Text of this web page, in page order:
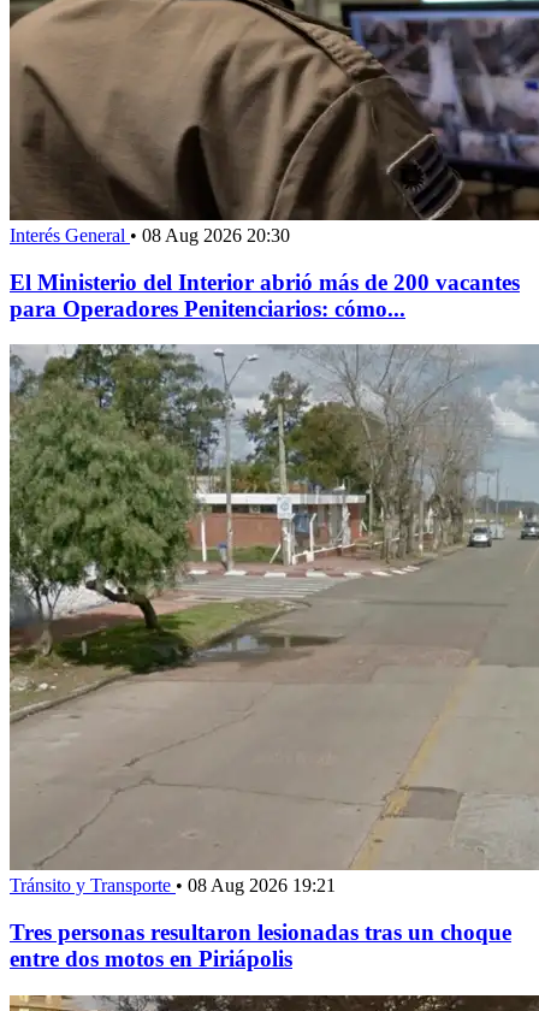
Interés General • 08 Aug 2026 20:30
El Ministerio del Interior abrió más de 200 vacantes
para Operadores Penitenciarios: cómo...
Tránsito y Transporte • 08 Aug 2026 19:21
Tres personas resultaron lesionadas tras un choque
entre dos motos en Piriápolis